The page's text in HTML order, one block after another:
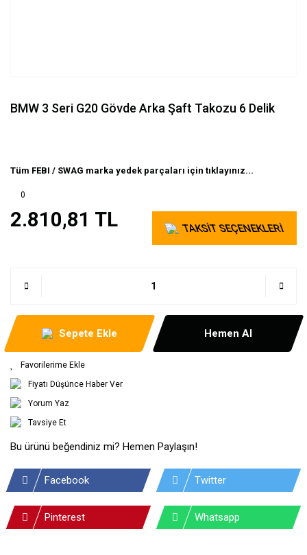
BMW 3 Seri G20 Gövde Arka Şaft Takozu 6 Delik
Tüm FEBI / SWAG marka yedek parçaları için tıklayınız...
0
2.810,81 TL TAKSİT SEÇENEKLERİ
Sepete Ekle Hemen Al
Fiyatı Düşünce Haber Ver
Yorum Yaz
Tavsiye Et
Bu ürünü beğendiniz mi? Hemen Paylaşın!
Facebook Twitter
Pinterest Whatsapp